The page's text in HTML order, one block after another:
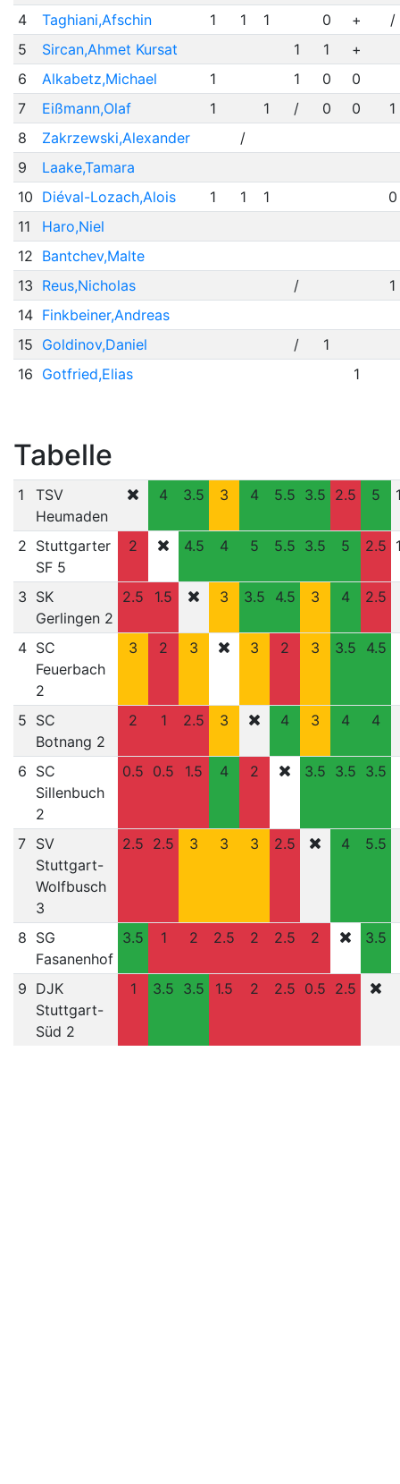
4
Taghiani,Afschin 1 1 1 0 +
/
5
Sircan,Ahmet Kursat 1 1
+
6
Alkabetz,Michael 1 1 0
0
7
Eißmann,Olaf 1 1 / 0 0
1
8
Zakrzewski,Alexander
/
9
Laake,Tamara
10 Diéval-Lozach,Alois 1 1 1
0
11
Haro,Niel
12 Bantchev,Malte
13 Reus,Nicholas /
1
14 Finkbeiner,Andreas
15 Goldinov,Daniel /
1
16 Gotfried,Elias 1
Tabelle
1
TSV
Heumaden
4 3.5 3 4 5.5 3.5 2.5 5
2 Stuttgarter
SF 5
2 4.5 4 5 5.5 3.5 5 2.5
3 SK
Gerlingen 2
2.5 1.5 3 3.5 4.5 3 4 2.5
4 SC
Feuerbach
2
3 2 3 3 2 3 3.5 4.5
5 SC
Botnang 2
2 1 2.5 3 4 3 4 4
6 SC
Sillenbuch
2
0.5 0.5 1.5 4 2 3.5 3.5 3.5
7
SV
Stuttgart-
Wolfbusch
3
2.5 2.5 3 3 3 2.5 4 5.5
8 SG
Fasanenhof
3.5 1 2 2.5 2 2.5 2 3.5
9 DJK
Stuttgart-
Süd 2
1 3.5 3.5 1.5 2 2.5 0.5 2.5